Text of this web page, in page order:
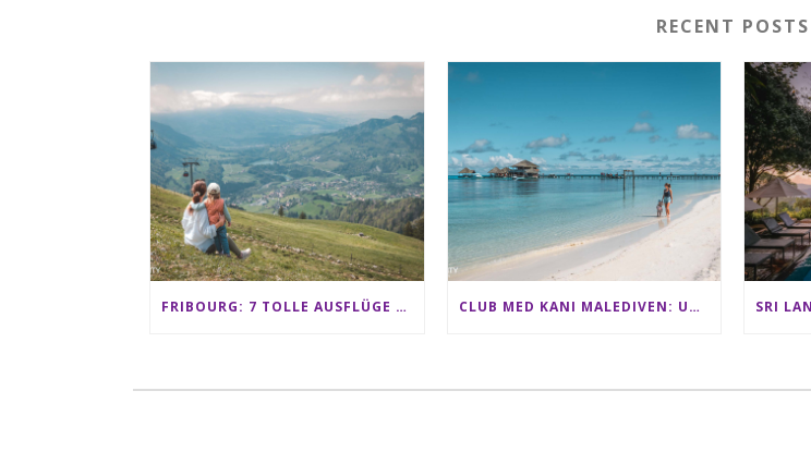
RECENT POSTS
FRIBOURG: 7 TOLLE AUSFLÜGE FÜR FAMILIEN VON CHARMEY BIS LES PACCOTS CLUB MED KANI MALEDIVEN: UNSERE ERFAHRUNGEN IM ALL-INCLUSIVE PARADIES